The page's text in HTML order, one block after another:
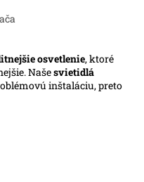
osvetlenie, ktoré
Našesvietidlá
inštaláciu, preto